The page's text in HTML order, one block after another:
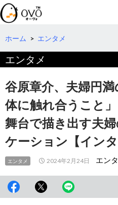
検
索
コ
テ
へ
動
ホーム > エンタメ
エンタメ
谷原章介、夫婦円
体に触れ合うこと
舞台で描き出す夫
ケーション【インタ
エンタメ 2024年2月24日 エン